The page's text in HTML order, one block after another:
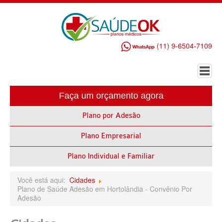
(11) 9-6504-7109
PLANO DE SAÚDE EMPRESARIAL
ALLIANZ PLANO DE SAÚDE EMPRESARIAL
AMEPLAN PLANO DE SAÚDE EMPRESARIAL
BIO SAÚDE PLANO DE SAÚDE EMPRESARIAL
Faça um orçamento agora
Plano por Adesão
Plano Empresarial
Plano Individual e Familiar
Você está aqui: Cidades
Plano de Saúde Adesão em Hortolândia - Convênio Por
Adesão